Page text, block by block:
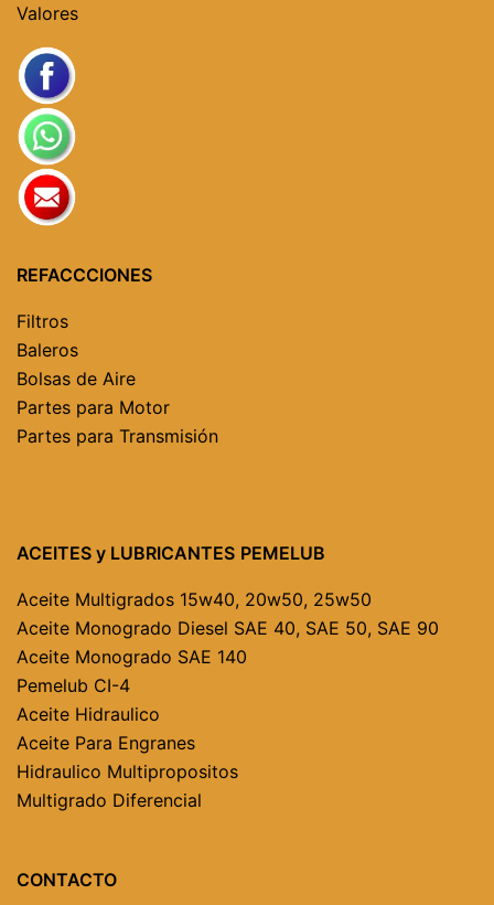
Valores
REFACCCIONES
Filtros
Baleros
Bolsas de Aire
Partes para Motor
Partes para Transmisión
ACEITES y LUBRICANTES PEMELUB
Aceite Multigrados 15w40, 20w50, 25w50
Aceite Monogrado Diesel SAE 40, SAE 50, SAE 90
Aceite Monogrado SAE 140
Pemelub CI-4
Aceite Hidraulico
Aceite Para Engranes
Hidraulico Multipropositos
Multigrado Diferencial
CONTACTO